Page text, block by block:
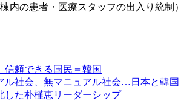
内の患者・医療スタッフの出入り統
信頼できる国民＝韓国
ル社会、無マニュアル社会…日本と韓国
した朴槿恵リーダーシップ